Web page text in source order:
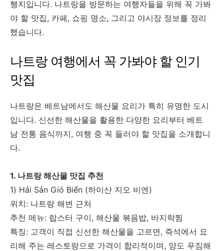
행지입니다. 나트랑을 방문하는 여행자들을 위해 꼭 가봐
야 할 맛집, 카페, 쇼핑 명소, 그리고 야시장 정보를 정리
했습니다.
나트랑 여행에서 꼭 가봐야 할 인기
맛집
나트랑은 베트남에서도 해산물 요리가 특히 유명한 도시
입니다. 신선한 해산물을 활용한 다양한 요리부터 베트
남 전통 음식까지, 여행 중 꼭 들러야 할 맛집을 소개합니
다.
1. 나트랑 해산물 맛집 추천
1) Hải Sản Gió Biển (하이산 지오 비엔)
위치: 나트랑 해변 근처
추천 메뉴: 랍스터 구이, 해산물 볶음밥, 바지락찜
특징: 고객이 직접 신선한 해산물을 고르면, 즉석에서 요
리해 주는 레스토랑으로 가격이 합리적이며, 양도 푸짐해